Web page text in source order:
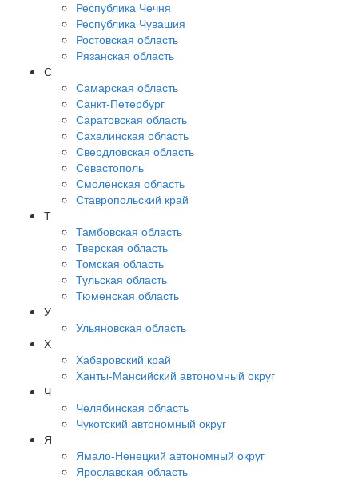
Республика Чечня
Республика Чувашия
Ростовская область
Рязанская область
С
Самарская область
Санкт-Петербург
Саратовская область
Сахалинская область
Свердловская область
Севастополь
Смоленская область
Ставропольский край
Т
Тамбовская область
Тверская область
Томская область
Тульская область
Тюменская область
У
Ульяновская область
Х
Хабаровский край
Ханты-Мансийский автономный округ
Ч
Челябинская область
Чукотский автономный округ
Я
Ямало-Ненецкий автономный округ
Ярославская область